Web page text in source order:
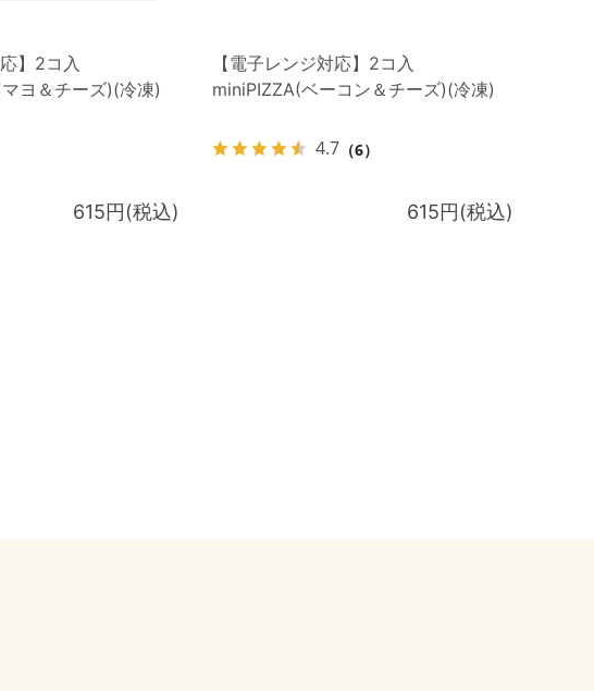
】2コ入
ヨ＆チーズ)(冷凍)
615円(税込)
【電子レンジ対応】2コ入
miniPIZZA(ベーコン＆チーズ)(冷凍)
4.7 （6）
615円(税込)